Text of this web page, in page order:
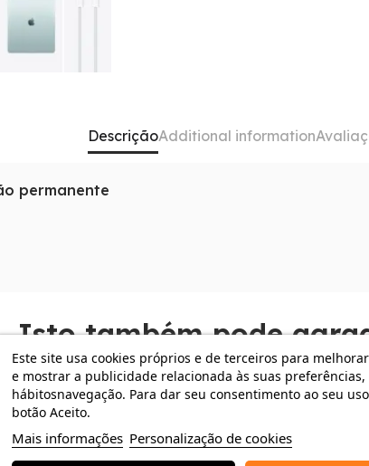
DescriçãoAdditional information
permanente
trabalha em movimento constante.
a edição de projetos na nuvem em tempo real
e expansiva.
Isto também pode
€ -166,66 €
Este site usa cookies próprios e de terceiros para
e mostrar a publicidade relacionada às suas preferências,
hábitosnavegação. Para dar seu consentimento ao seu
botão Aceito.
Mais informações Personalização de cookies